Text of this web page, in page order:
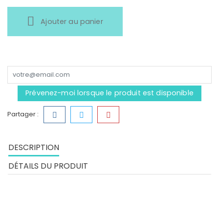
Ajouter au panier
Prévenez-moi lorsque le produit est disponible
Partager :
DESCRIPTION
DÉTAILS DU PRODUIT